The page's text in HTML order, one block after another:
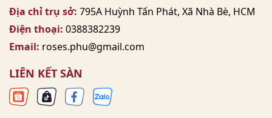
Địa chỉ trụ sở: 795A Huỳnh Tấn Phát, Xã Nhà Bè, HCM
Điện thoại: 0388382239
Email: roses.phu@gmail.com
LIÊN KẾT SÀN